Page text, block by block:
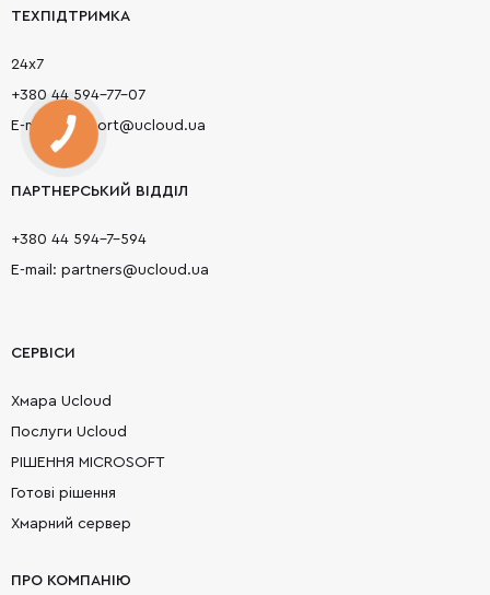
ТЕХПІДТРИМКА
24х7
+380 44 594-77-07
E-mail: support@ucloud.ua
ПАРТНЕРСЬКИЙ ВІДДІЛ
+380 44 594-7-594
E-mail: partners@ucloud.ua
СЕРВІСИ
Хмара Ucloud
Послуги Ucloud
РІШЕННЯ MICROSOFT
Готові рішення
Хмарний сервер
ПРО КОМПАНІЮ